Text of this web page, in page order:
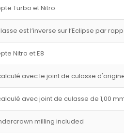
Turbo et Nitro
est l’inverse sur l’Eclipse par
Nitro et E8
avec le joint de culasse
avec joint de culasse de 1,00
milling included